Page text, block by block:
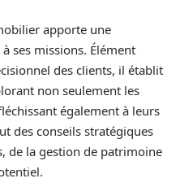
apporte une
ses missions. Élément
des clients, il établit
non seulement les
également à leurs
des conseils stratégiques
de la gestion de patrimoine